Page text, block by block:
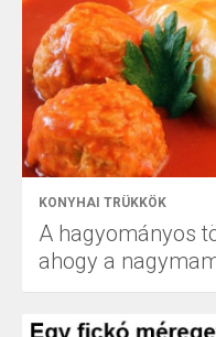
KONYHAI TRÜKKÖK
A hagyományos
ahogy a